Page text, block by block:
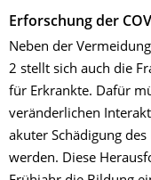
Erforschung der
Neben der
2 stellt sich auch die
für Erkrankte. Dafür
veränderlichen
akuter Schädigung
werden. Diese